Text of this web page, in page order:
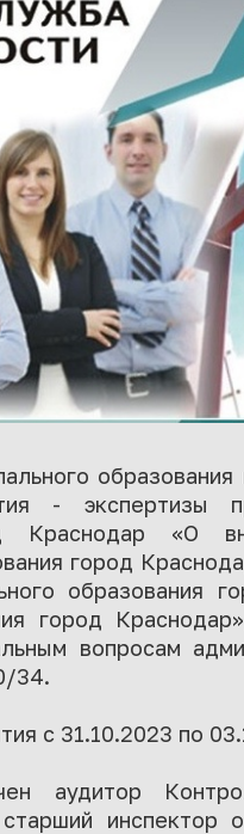
- экспертизы
Краснодар «О
город
образования
город
вопросам
34.
с 31.10.2023 по
аудитор
инспектор